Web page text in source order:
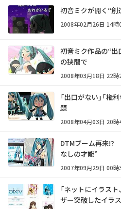
初音ミクが開く“創
2008年02月26日 14時
初音ミク作品の“出
の狭間で
2008年03月18日 22時
「出口がない」「権
題
2008年04月03日 20時
DTMブーム再来!?
なしの才能”
2007年09月29日 00時
「ネットにイラスト
ザー突破したイラ